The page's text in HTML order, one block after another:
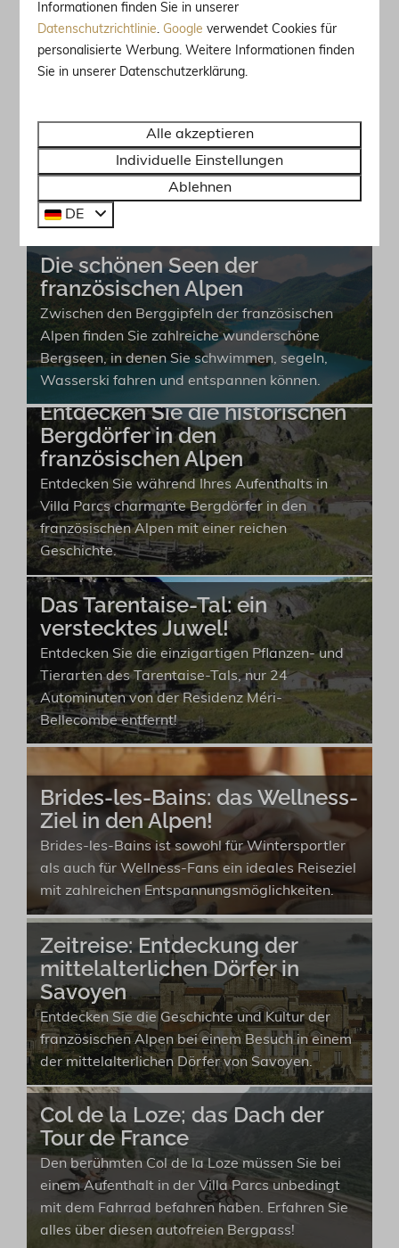
waard zijn!
Sie einen Hubschrauberflug!
Entdecken Sie eine ganz neue Perspektive bei
einem Hubschrauberflug über die französischen
Alpen während Ihres Aufenthalts in der Villa
Parcs!
Die schönen Seen der
französischen Alpen
Zwischen den Berggipfeln der französischen
Alpen finden Sie zahlreiche wunderschöne
Bergseen, in denen Sie schwimmen, segeln,
Wasserski fahren und entspannen können.
Entdecken Sie die historischen
Bergdörfer in den
französischen Alpen
Entdecken Sie während Ihres Aufenthalts in
Villa Parcs charmante Bergdörfer in den
französischen Alpen mit einer reichen
Geschichte.
Das Tarentaise-Tal: ein
verstecktes Juwel!
Entdecken Sie die einzigartigen Pflanzen- und
Tierarten des Tarentaise-Tals, nur 24
Autominuten von der Residenz Méri-
Bellecombe entfernt!
Brides-les-Bains: das Wellness-
Ziel in den Alpen!
Brides-les-Bains ist sowohl für Wintersportler
als auch für Wellness-Fans ein ideales Reiseziel
mit zahlreichen Entspannungsmöglichkeiten.
Zeitreise: Entdeckung der
mittelalterlichen Dörfer in
Savoyen
Entdecken Sie die Geschichte und Kultur der
französischen Alpen bei einem Besuch in einem
der mittelalterlichen Dörfer von Savoyen.
Col de la Loze; das Dach der
Tour de France
Den berühmten Col de la Loze müssen Sie bei
einem Aufenthalt in der Villa Parcs unbedingt
mit dem Fahrrad befahren haben. Erfahren Sie
alles über diesen autofreien Bergpass!
Informationen finden Sie in unserer
Datenschutzrichtlinie. Google verwendet Cookies für
personalisierte Werbung. Weitere Informationen finden
Sie in unserer Datenschutzerklärung.
Alle akzeptieren
Individuelle Einstellungen
Ablehnen
DE